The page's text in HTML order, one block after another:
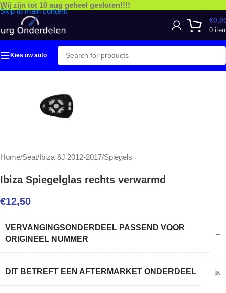
Skip to main content
Wij zijn tot 10 aug geheel gesloten!!!!
0
€
Kies uw auto
Home/Seat/Ibiza 6J 2012-2017/Spiegels
Ibiza Spiegelglas rechts verwarmd
€12,50
VERVANGINGSONDERDEEL PASSEND VOOR
ORIGINEEL NUMMER
–
DIT BETREFT EEN AFTERMARKET ONDERDEEL ja